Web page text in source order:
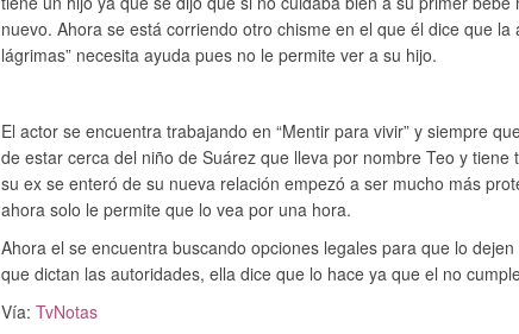
nuevo. Ahora se está corriendo otro chisme en el que él dice que la
lágrimas” necesita ayuda pues no le permite ver a su hijo.
El actor se encuentra trabajando en “Mentir para vivir” y siempre
de estar cerca del niño de Suárez que lleva por nombre Teo y tiene
su ex se enteró de su nueva relación empezó a ser mucho más
ahora solo le permite que lo vea por una hora.
Ahora el se encuentra buscando opciones legales para que lo
que dictan las autoridades, ella dice que lo hace ya que el no
Vía:TvNotas